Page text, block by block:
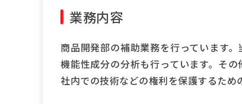
業務内容
商品開発部の補助業務を行っています
機能性成分の分析も行っています。そ
社内での技術などの権利を保護するため